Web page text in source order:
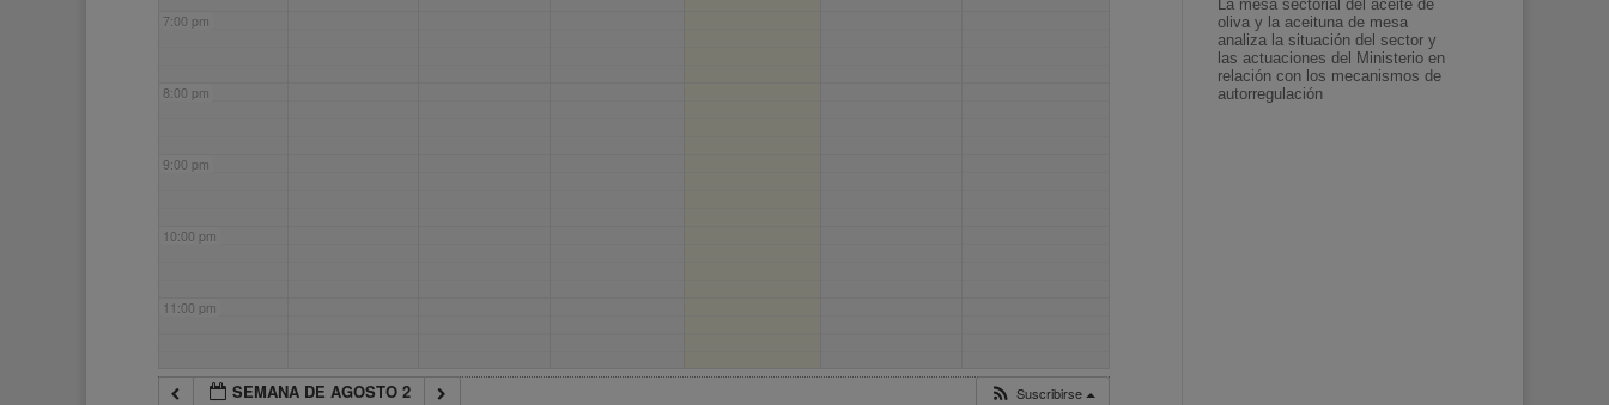
7:00 pm
8:00 pm
9:00 pm
10:00 pm
11:00 pm
SEMANA DE AGOSTO 2 Suscribirse
La mesa sectorial del aceite de
oliva y la aceituna de mesa
analiza la situación del sector y
las actuaciones del Ministerio en
relación con los mecanismos de
autorregulación